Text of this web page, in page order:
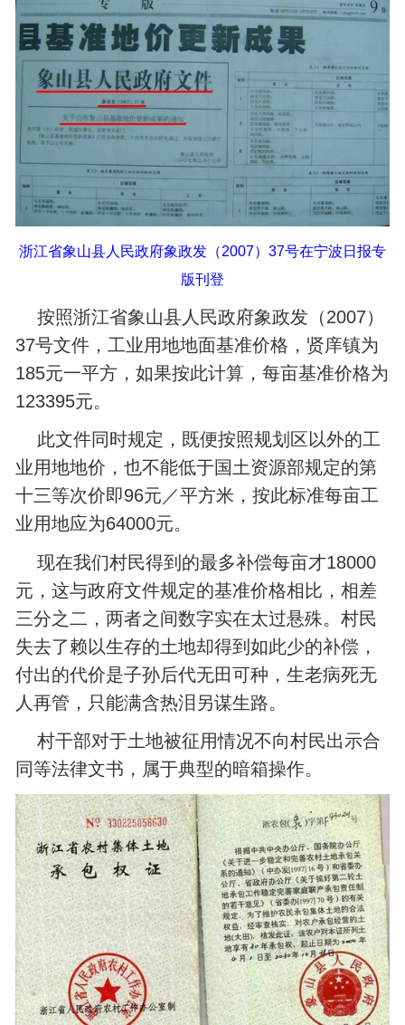
浙江省象山县人民政府象政发（2007）37号在宁波日报专
版刊登
按照浙江省象山县人民政府象政发（2007）
37号文件，工业用地地面基准价格，贤庠镇为
185元一平方，如果按此计算，每亩基准价格为
123395元。
此文件同时规定，既便按照规划区以外的工
业用地地价，也不能低于国土资源部规定的第
十三等次价即96元／平方米，按此标准每亩工
业用地应为64000元。
现在我们村民得到的最多补偿每亩才18000
元，这与政府文件规定的基准价格相比，相差
三分之二，两者之间数字实在太过悬殊。村民
失去了赖以生存的土地却得到如此少的补偿，
付出的代价是子孙后代无田可种，生老病死无
人再管，只能满含热泪另谋生路。
村干部对于土地被征用情况不向村民出示合
同等法律文书，属于典型的暗箱操作。